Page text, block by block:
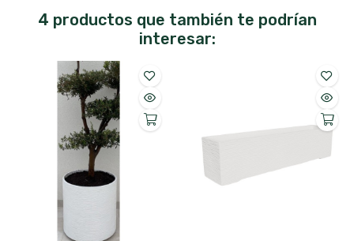
4 productos que también te podrían
interesar: